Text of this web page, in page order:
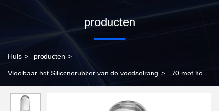
producten
Huis > producten >
Vloeibaar het Siliconerubber van de voedselrang > 70 met hoge
voor Babyspeelgoed